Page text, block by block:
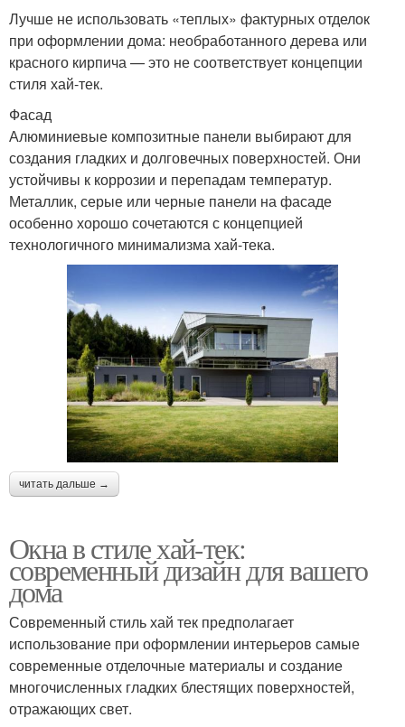
Лучше не использовать «теплых» фактурных отделок
при оформлении дома: необработанного дерева или
красного кирпича — это не соответствует концепции
стиля хай-тек.
Фасад
Алюминиевые композитные панели выбирают для
создания гладких и долговечных поверхностей. Они
устойчивы к коррозии и перепадам температур.
Металлик, серые или черные панели на фасаде
особенно хорошо сочетаются с концепцией
технологичного минимализма хай-тека.
читать дальше →
Окна в стиле хай-тек:
современный дизайн для вашего
дома
Современный стиль хай тек предполагает
использование при оформлении интерьеров самые
современные отделочные материалы и создание
многочисленных гладких блестящих поверхностей,
отражающих свет.